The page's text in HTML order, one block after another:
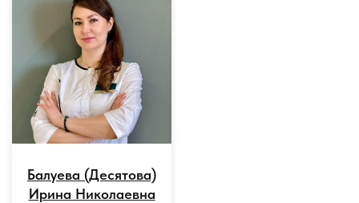
Балуева (Десятова)
Ирина Николаевна